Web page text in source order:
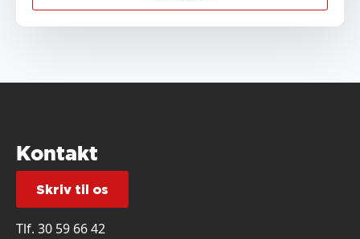
Kontakt
Skriv til os
Tlf. 30 59 66 42